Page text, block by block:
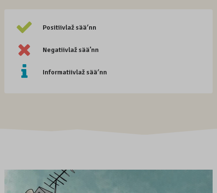
Positiivlaž sääʹnn
Negatiivlaž sää’nn
Informatiivlaž sääʹnn